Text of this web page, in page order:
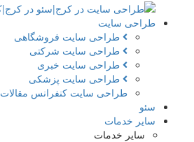
طراحی سایت
طراحی سایت فروشگاهی
طراحی سایت شرکتی
طراحی سایت خبری
طراحی سایت پزشکی
طراحی سایت کنفرانس مقالات
سئو
سایر خدمات
سایر خدمات